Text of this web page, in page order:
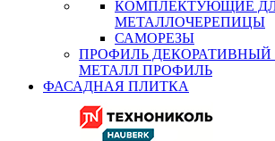
КОМПЛЕКТУЮЩИЕ
МЕТАЛЛОЧЕРЕПИЦЫ
САМОРЕЗЫ
ПРОФИЛЬ
МЕТАЛЛ ПРОФИЛЬ
ФАСАДНАЯ ПЛИТКА